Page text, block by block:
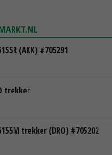
(AKK) #705291
trekker
trekker (DRO) #705202